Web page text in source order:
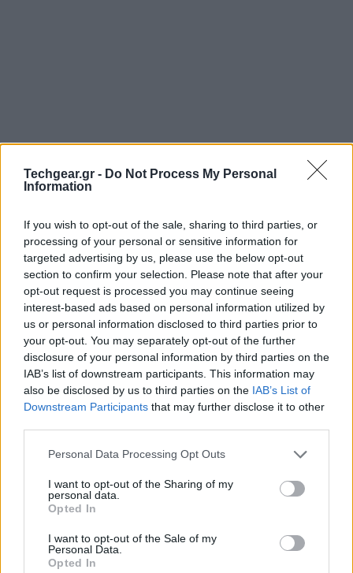
Techgear.gr - Do Not Process My Personal
Information
If you wish to opt-out of the sale, sharing to third parties, or
processing of your personal or sensitive information for
targeted advertising by us, please use the below opt-out
section to confirm your selection. Please note that after your
opt-out request is processed you may continue seeing
interest-based ads based on personal information utilized by
us or personal information disclosed to third parties prior to
your opt-out. You may separately opt-out of the further
disclosure of your personal information by third parties on the
IAB’s list of downstream participants. This information may
also be disclosed by us to third parties on the IAB’s List of
Downstream Participants that may further disclose it to other
Please note that this website/app uses one or more Google
not limited to your visit or usage behaviour. You may click to
grant or deny consent to Google and its third-party tags to
use your data for below specified purposes in below Google
consent section.
Personal Data Processing Opt Outs
I want to opt-out of the Sharing of my
personal data.
Opted In
I want to opt-out of the Sale of my
Personal Data.
Opted In